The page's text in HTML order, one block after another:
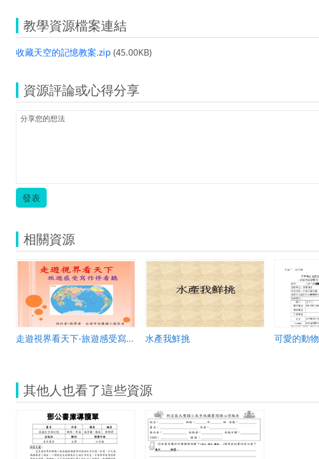
教學資源檔案連結
收藏天空的記憶教案.zip (45.00KB)
資源評論或心得分享
發表
相關資源
走遊視界看天下-旅遊感受寫作停看聽 水產我鮮挑 可愛的動物
其他人也看了這些資源